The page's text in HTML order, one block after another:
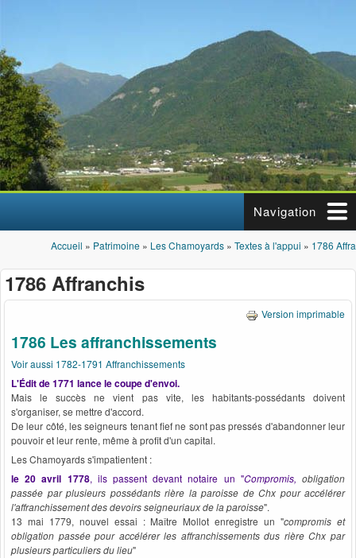
Navigation
Vous êtes ici
Accueil » Patrimoine » Les Chamoyards » Textes à l'appui » 1786
1786 Affranchis
Version imprimable
1786 Les affranchissements
Voir aussi 1782-1791 Affranchissements
L'Édit de 1771 lance le coupe d'envoi.
Mais le succès ne vient pas vite, les habitants-possédants doivent
s'organiser, se mettre d'accord.
De leur côté, les seigneurs tenant fief ne sont pas pressés d'abandonner leur
pouvoir et leur rente, même à profit d'un capital.
Les Chamoyards s'impatientent :
le 20 avril 1778, ils passent devant notaire un "Compromis, obligation
passée par plusieurs possédants rière la paroisse de Chx pour accélérer
l'affranchissement des devoirs seigneuriaux de la paroisse".
13 mai 1779, nouvel essai : Maître Mollot enregistre un "compromis et
obligation passée pour accélérer les affranchissements dus rière Chx par
plusieurs particuliers du lieu"